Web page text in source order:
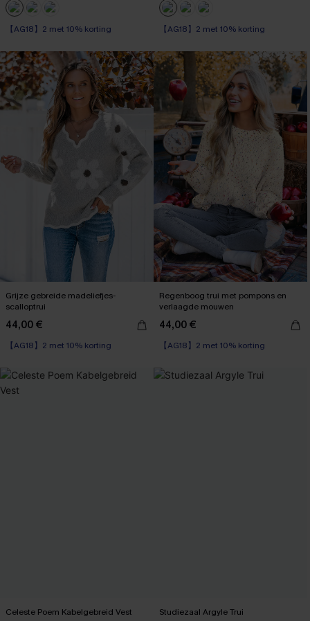
【AG18】2 met 10% korting 【AG18】2 met 10% korting
Grijze gebreide madeliefjes-
scalloptrui
44,00 €
【AG18】2 met 10% korting
Regenboog trui met pompons en
verlaagde mouwen
44,00 €
【AG18】2 met 10% korting
Celeste Poem Kabelgebreid Vest Studiezaal Argyle Trui